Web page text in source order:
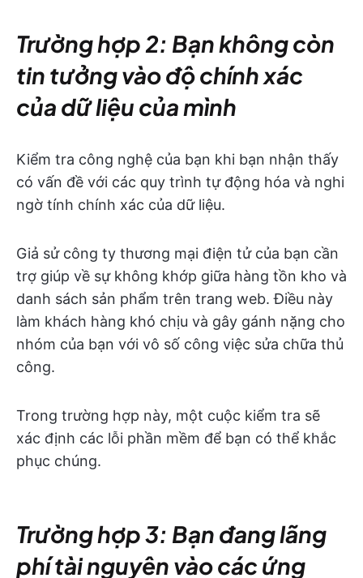
Trường hợp 2: Bạn không còn
tin tưởng vào độ chính xác
của dữ liệu của mình
Kiểm tra công nghệ của bạn khi bạn nhận thấy
có vấn đề với các quy trình tự động hóa và nghi
ngờ tính chính xác của dữ liệu.
Giả sử công ty thương mại điện tử của bạn cần
trợ giúp về sự không khớp giữa hàng tồn kho và
danh sách sản phẩm trên trang web. Điều này
làm khách hàng khó chịu và gây gánh nặng cho
nhóm của bạn với vô số công việc sửa chữa thủ
công.
Trong trường hợp này, một cuộc kiểm tra sẽ
xác định các lỗi phần mềm để bạn có thể khắc
phục chúng.
Trường hợp 3: Bạn đang lãng
phí tài nguyên vào các ứng